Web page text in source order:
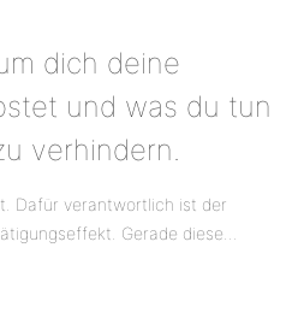
dich deine
und was du tun
verhindern.
Dafür verantwortlich ist der
Gerade diese...